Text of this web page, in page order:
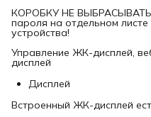
КОРОБКУ НЕ
пароля на отдельном листе
устройства!
Управление ЖК-дисплей,
дисплей
Дисплей
Встроенный ЖК-дисплей